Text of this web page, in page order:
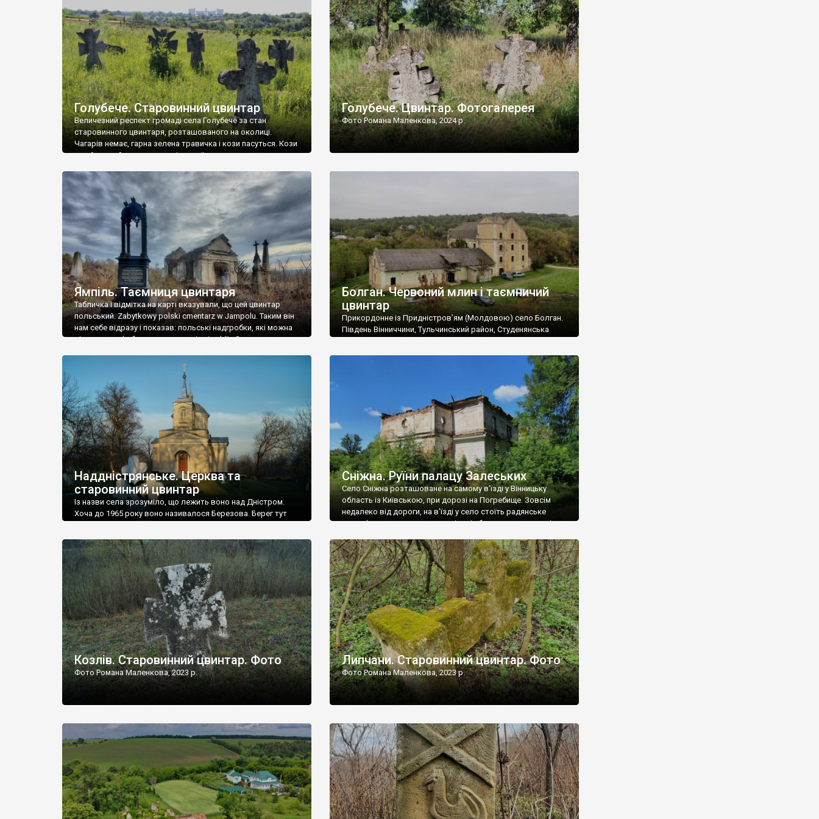
[…]
Голубече. Старовинний цвинтар
Величезний респект громаді села Голубече за стан
старовинного цвинтаря, розташованого на околиці.
Чагарів немає, гарна зелена травичка і кози пасуться. Кози
– найкращий регулятор шкідливої, для старих кладовищ,
бруньками, кози ті бруньки обгризають, бо то улюблений
делікатес. На цвинтарі у Голубечому ціла колекція
різноманітних форм хрестів. Село відносно невелике, […]
Голубече. Цвинтар. Фотогалерея
Фото Романа Маленкова, 2024 р.
Ямпіль. Таємниця цвинтаря
Табличка і відмітка на карті вказували, що цей цвинтар
польський. Zabytkowy polski cmentarz w Jampolu. Таким він
нам себе відразу і показав: польські надгробки, які можна
віднести до фабричних, польські епітафії… Загалом цвинтар
виявилося більше семи гектарів. Перше враження про
абсолютну звичайність польського цвинтаря виявилося
оманливим – […]
Болган. Червоний млин і таємничий
цвинтар
Прикордонне із Придністров’ям (Молдовою) село Болган.
Південь Вінниччини, Тульчинський район, Студенянська
старовинний цвинтар із кам’яними хрестами. Всі епітафії, які
збереглися, написані кирилицею, церковнослов’янською
мовою. За всіма традиційними ознаками – цвинтар
український. Хрести датуються 19 століттям. У 1924-1940
роках Болган […]
Наддністрянське. Церква та
старовинний цвинтар
Із назви села зрозуміло, що лежить воно над Дністром.
Хоча до 1965 року воно називалося Березова. Берег тут
Наддністрянське відрізняється від більшості навколишніх
сіл. У селі є мурована Михайлівська церква. Точної дати […]
Сніжна. Руїни палацу Залеських
Село Сніжна розташоване на самому в’їзді у Вінницьку
область із Київською, при дорозі на Погребище. Зовсім
недалеко від дороги, на в’їзді у село стоїть радянське
рельєфне пано, яке показує жінку і яблуню, а трохи далі,
дороги їх не видно, але видно дві стареньких колії у траві –
[…]
Козлів. Старовинний цвинтар. Фото
Фото Романа Маленкова, 2023 р.
Липчани. Старовинний цвинтар. Фото
Фото Романа Маленкова, 2023 р.